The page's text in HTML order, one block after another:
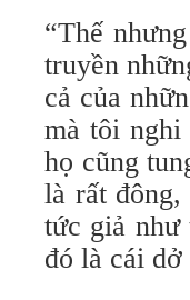
“Thế
truyền
cả của
mà tôi
họ cũng
là rất
tức giả như
đó là cái dở